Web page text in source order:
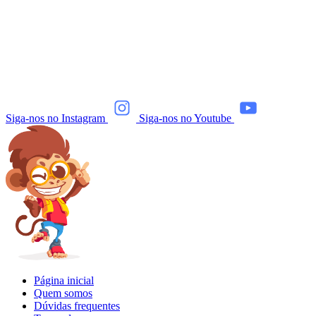
Siga-nos no Instagram Siga-nos no Youtube
Página inicial
Quem somos
Dúvidas frequentes